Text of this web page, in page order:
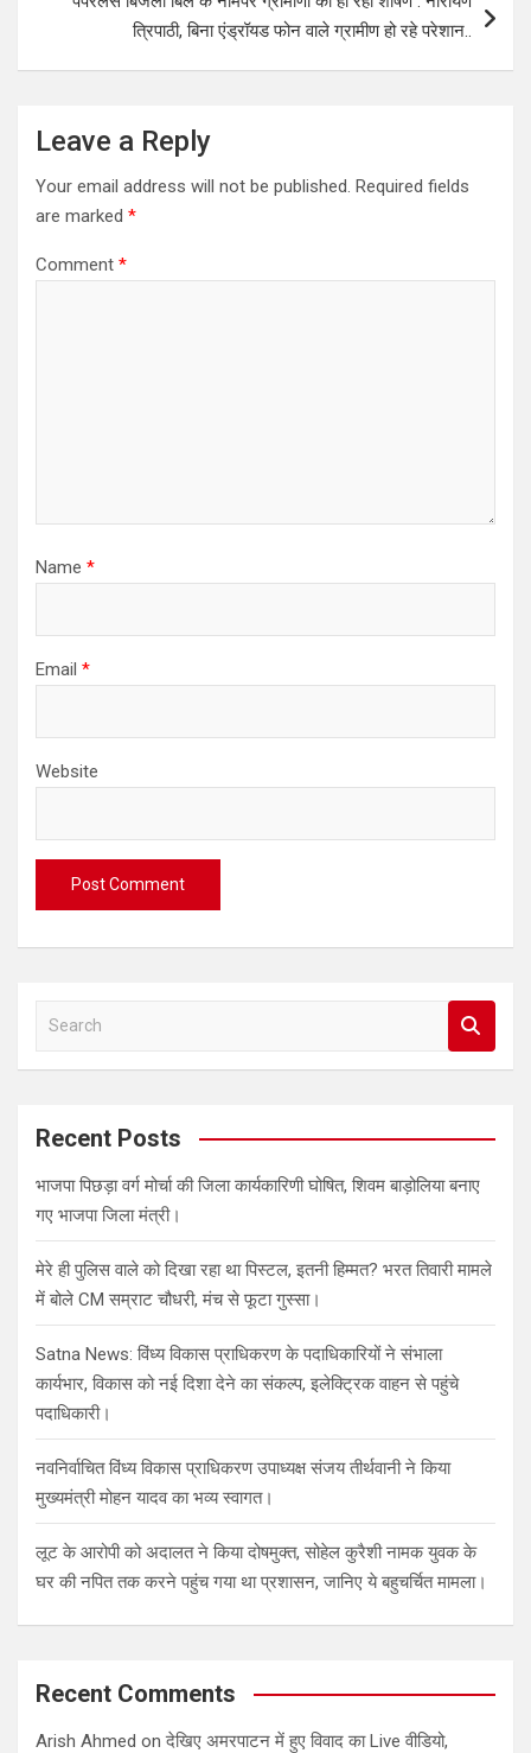
त्रिपाठी, बिना एंड्रॉयड फोन वाले ग्रामीण हो रहे परेशान..
Leave a Reply
Your email address will not be published. Required fields
are marked *
Comment *
Name *
Email *
Website
a
c
Recent Posts
भाजपा पिछड़ा वर्ग मोर्चा की जिला कार्यकारिणी घोषित, शिवम बाड़ोलिया बनाए
गए भाजपा जिला मंत्री।
मेरे ही पुलिस वाले को दिखा रहा था पिस्टल, इतनी हिम्मत? भरत तिवारी मामले
में बोले CM सम्राट चौधरी, मंच से फूटा गुस्सा।
Satna News: विंध्य विकास प्राधिकरण के पदाधिकारियों ने संभाला
कार्यभार, विकास को नई दिशा देने का संकल्प, इलेक्ट्रिक वाहन से पहुंचे
पदाधिकारी।
नवनिर्वाचित विंध्य विकास प्राधिकरण उपाध्यक्ष संजय तीर्थवानी ने किया
मुख्यमंत्री मोहन यादव का भव्य स्वागत।
लूट के आरोपी को अदालत ने किया दोषमुक्त, सोहेल कुरैशी नामक युवक के
घर की नपित तक करने पहुंच गया था प्रशासन, जानिए ये बहुचर्चित मामला।
Recent Comments
Arish Ahmed onदेखिए अमरपाटन में हुए विवाद का Live वीडियो,